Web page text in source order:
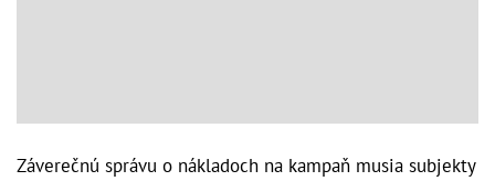
Záverečnú správu o nákladoch na kampaň musia subjekty